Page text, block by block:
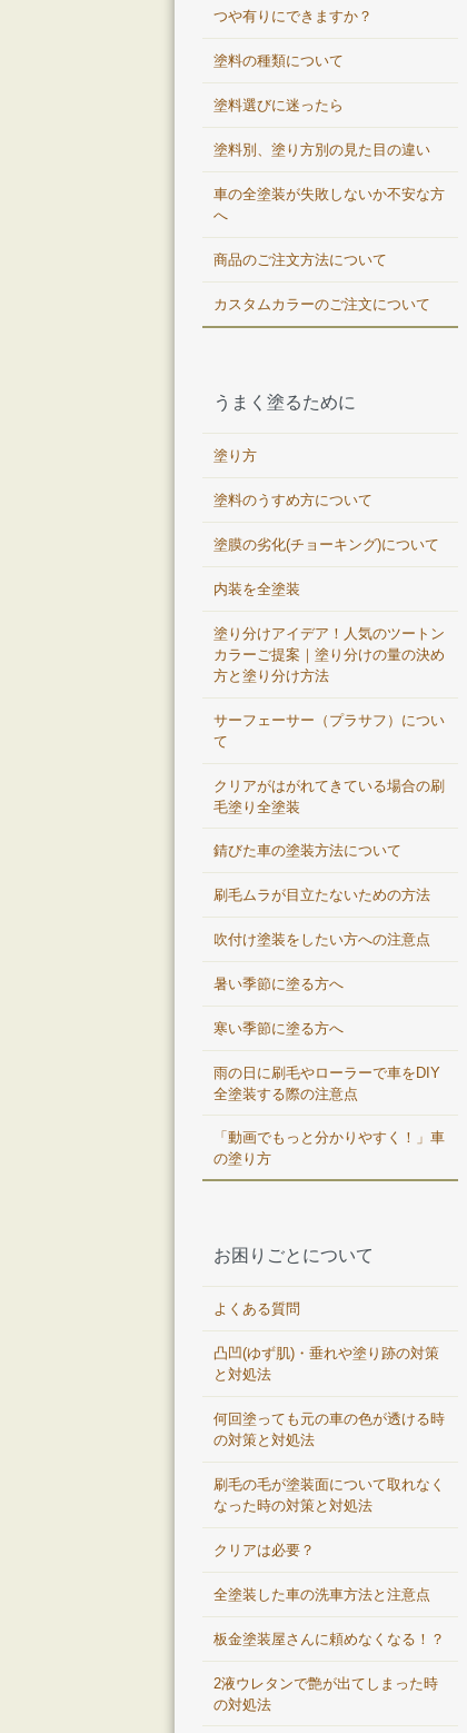
つや有りにできますか？
塗料の種類について
塗料選びに迷ったら
塗料別、塗り方別の見た目の違い
車の全塗装が失敗しないか不安な方
へ
商品のご注文方法について
カスタムカラーのご注文について
うまく塗るために
塗り方
塗料のうすめ方について
塗膜の劣化(チョーキング)について
内装を全塗装
塗り分けアイデア！人気のツートン
カラーご提案｜塗り分けの量の決め
方と塗り分け方法
サーフェーサー（プラサフ）につい
て
クリアがはがれてきている場合の刷
毛塗り全塗装
錆びた車の塗装方法について
刷毛ムラが目立たないための方法
吹付け塗装をしたい方への注意点
暑い季節に塗る方へ
寒い季節に塗る方へ
雨の日に刷毛やローラーで車をDIY
全塗装する際の注意点
「動画でもっと分かりやすく！」車
の塗り方
お困りごとについて
よくある質問
凸凹(ゆず肌)・垂れや塗り跡の対策
と対処法
何回塗っても元の車の色が透ける時
の対策と対処法
刷毛の毛が塗装面について取れなく
なった時の対策と対処法
クリアは必要？
全塗装した車の洗車方法と注意点
板金塗装屋さんに頼めなくなる！？
2液ウレタンで艶が出てしまった時
の対処法